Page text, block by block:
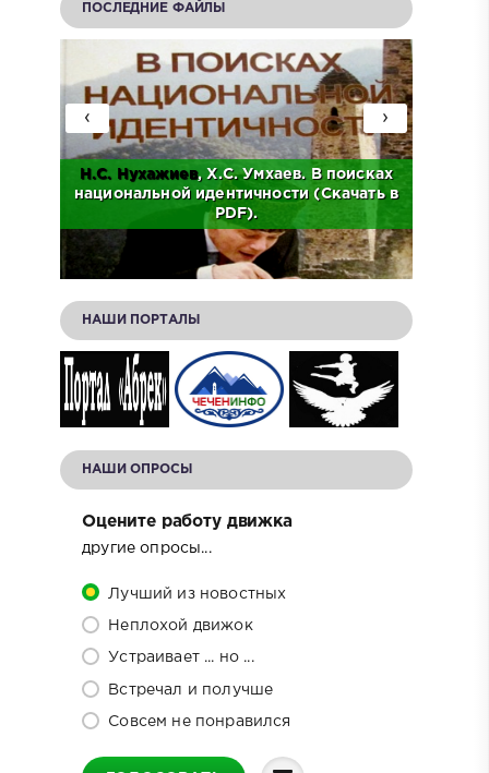
ПОСЛЕДНИЕ ФАЙЛЫ
Н.С. Нухажиев, Х.С. Умхаев. В поисках
национальной идентичности (Скачать в
PDF).
›
‹
НАШИ ПОРТАЛЫ
НАШИ ОПРОСЫ
Оцените работу движка
другие опросы...
Лучший из новостных
Неплохой движок
Устраивает ... но ...
Встречал и получше
Совсем не понравился